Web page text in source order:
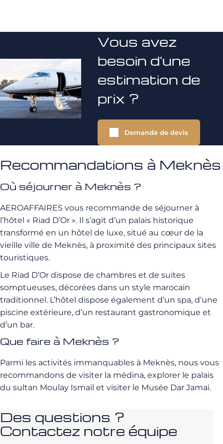
Vous avez
besoin d'une
estimation de
prix ?
Demande de devis
Recommandations à Meknès
Où séjourner à Meknès ?
AEROAFFAIRES vous recommande de séjourner à
l’hôtel « Riad D’Or ». Il s’agit d’un palais historique
transformé en un hôtel de luxe, situé au cœur de la
vieille ville de Meknès, à proximité des principaux sites
touristiques.
Le Riad D’Or dispose de chambres et de suites
somptueuses, décorées dans un style marocain
traditionnel. L’hôtel dispose également d’un spa, d’une
piscine extérieure, d’un restaurant gastronomique et
d’un bar.
Que faire à Meknès ?
Parmi les activités immanquables à Meknès, nous vous
recommandons de visiter la médina, explorer le palais
du sultan Moulay Ismaïl et visiter le Musée Dar Jamai.
Des questions ?
Contactez notre équipe